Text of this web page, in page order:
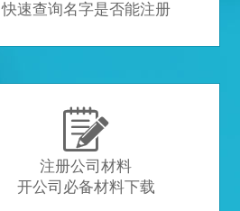
快速查询名字是否能注册

注册公司材料
开公司必备材料下载